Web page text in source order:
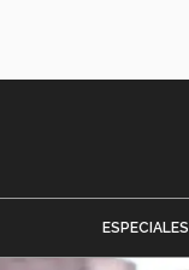
ESPECIALES